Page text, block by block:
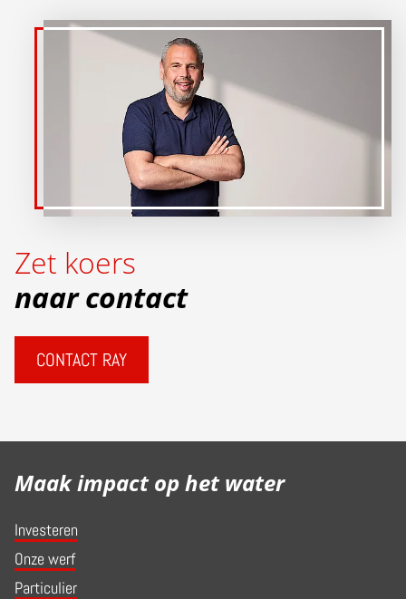
Zet koers
naar contact
CONTACT RAY
Maak impact op het water
Investeren
Onze werf
Particulier